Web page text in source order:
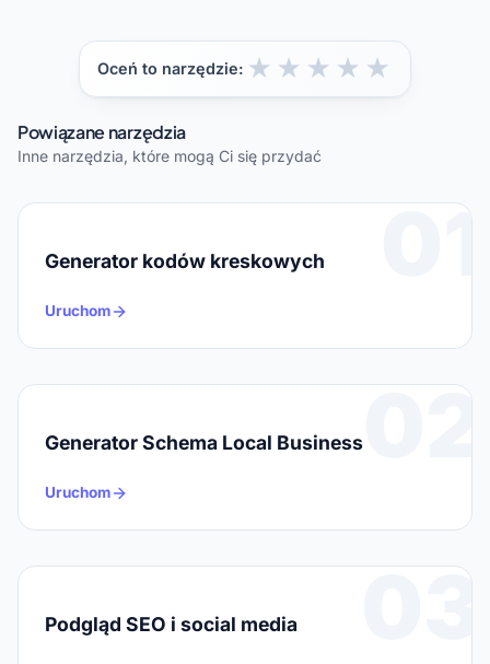
Oceń to narzędzie: ★
★
★
★
★
Powiązane narzędzia
Inne narzędzia, które mogą Ci się przydać
Generator kodów kreskowych
Uruchom
02
Generator Schema Local Business
Uruchom
03
Podgląd SEO i social media